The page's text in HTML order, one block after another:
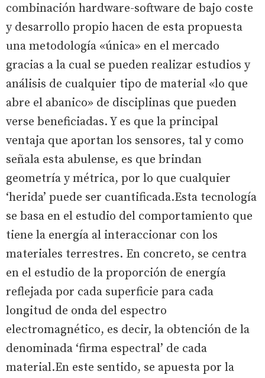
combinación hardware-software de bajo coste
y desarrollo propio hacen de esta propuesta
una metodología «única» en el mercado
gracias a la cual se pueden realizar estudios y
análisis de cualquier tipo de material «lo que
abre el abanico» de disciplinas que pueden
verse beneficiadas. Y es que la principal
ventaja que aportan los sensores, tal y como
señala esta abulense, es que brindan
geometría y métrica, por lo que cualquier
‘herida’ puede ser cuantificada.Esta tecnología
se basa en el estudio del comportamiento que
tiene la energía al interaccionar con los
materiales terrestres. En concreto, se centra
en el estudio de la proporción de energía
reflejada por cada superficie para cada
longitud de onda del espectro
electromagnético, es decir, la obtención de la
denominada ‘firma espectral’ de cada
material.En este sentido, se apuesta por la